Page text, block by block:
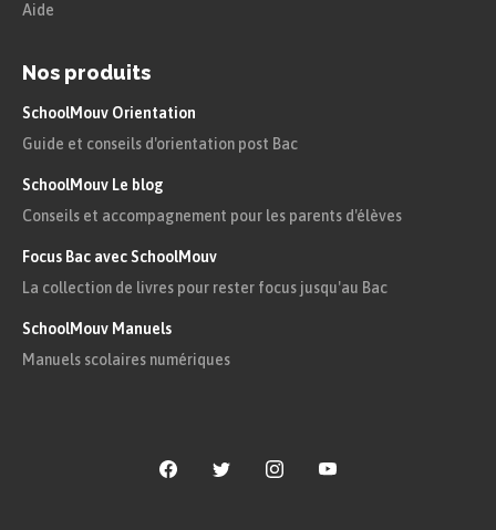
l’observation minutieuse d’un objet : « Le
procédé très présent dans
toutes les facettes d’un objet et de
et la moins connue ;
le rapport entre l’objet et l’homme :
l’objet est souvent étudié non seulement
l’usage qui en est fait. Ainsi,
Aide
Nos produits
SchoolMouv Orientation
Guide et conseils d'orientation post Bac
SchoolMouv Le blog
Conseils et accompagnement pour les parents d'élèves
Focus Bac avec SchoolMouv
La collection de livres pour rester focus jusqu'au Bac
SchoolMouv Manuels
Manuels scolaires numériques